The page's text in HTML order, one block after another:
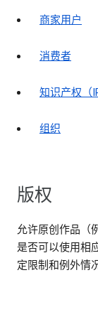
商家用户
消费者
知识产权（
组织
版权
允许原创作品（
是否可以使用相
定限制和例外情